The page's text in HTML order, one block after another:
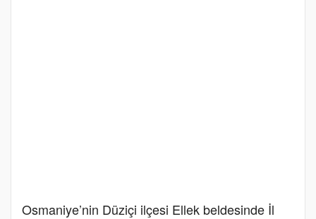
Osmaniye’nin Düziçi ilçesi Ellek beldesinde İl